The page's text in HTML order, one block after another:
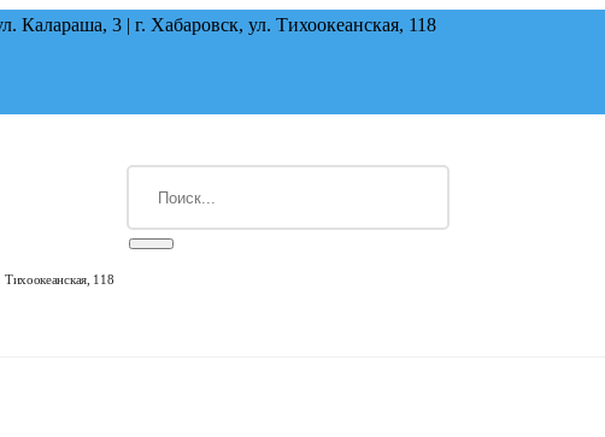
Калараша, 3 | г. Хабаровск, ул. ​Тихоокеанская, 118
​Тихоокеанская, 118